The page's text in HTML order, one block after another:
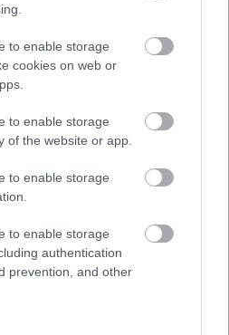
to enable storage
cookies on web or
to enable storage
of the website or app.
to enable storage
to enable storage
authentication
prevention, and other
visszafelé is!